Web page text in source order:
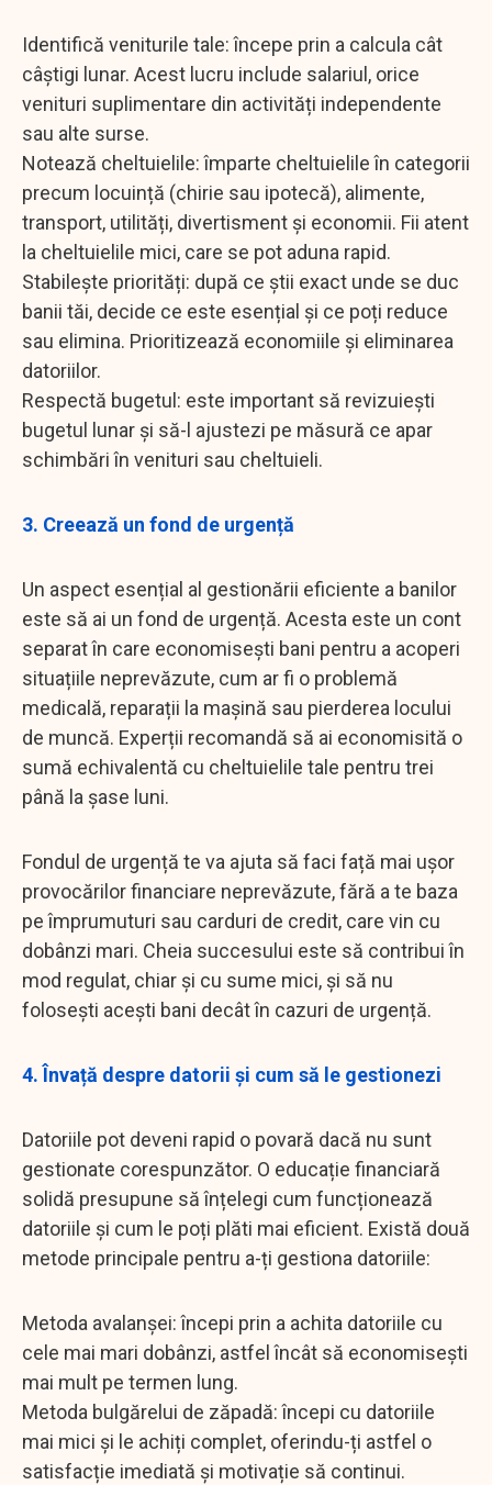
Identifică veniturile tale: începe prin a calcula cât
câștigi lunar. Acest lucru include salariul, orice
venituri suplimentare din activități independente
sau alte surse.
Notează cheltuielile: împarte cheltuielile în categorii
precum locuință (chirie sau ipotecă), alimente,
transport, utilități, divertisment și economii. Fii atent
la cheltuielile mici, care se pot aduna rapid.
Stabilește priorități: după ce știi exact unde se duc
banii tăi, decide ce este esențial și ce poți reduce
sau elimina. Prioritizează economiile și eliminarea
datoriilor.
Respectă bugetul: este important să revizuiești
bugetul lunar și să-l ajustezi pe măsură ce apar
schimbări în venituri sau cheltuieli.
3. Creează un fond de urgență
Un aspect esențial al gestionării eficiente a banilor
este să ai un fond de urgență. Acesta este un cont
separat în care economisești bani pentru a acoperi
situațiile neprevăzute, cum ar fi o problemă
medicală, reparații la mașină sau pierderea locului
de muncă. Experții recomandă să ai economisită o
sumă echivalentă cu cheltuielile tale pentru trei
până la șase luni.
Fondul de urgență te va ajuta să faci față mai ușor
provocărilor financiare neprevăzute, fără a te baza
pe împrumuturi sau carduri de credit, care vin cu
dobânzi mari. Cheia succesului este să contribui în
mod regulat, chiar și cu sume mici, și să nu
folosești acești bani decât în cazuri de urgență.
4. Învață despre datorii și cum să le gestionezi
Datoriile pot deveni rapid o povară dacă nu sunt
gestionate corespunzător. O educație financiară
solidă presupune să înțelegi cum funcționează
datoriile și cum le poți plăti mai eficient. Există două
metode principale pentru a-ți gestiona datoriile:
Metoda avalanșei: începi prin a achita datoriile cu
cele mai mari dobânzi, astfel încât să economisești
mai mult pe termen lung.
Metoda bulgărelui de zăpadă: începi cu datoriile
mai mici și le achiți complet, oferindu-ți astfel o
satisfacție imediată și motivație să continui.